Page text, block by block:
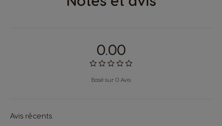
0.00
Basé sur 0 Avis
Avis récents